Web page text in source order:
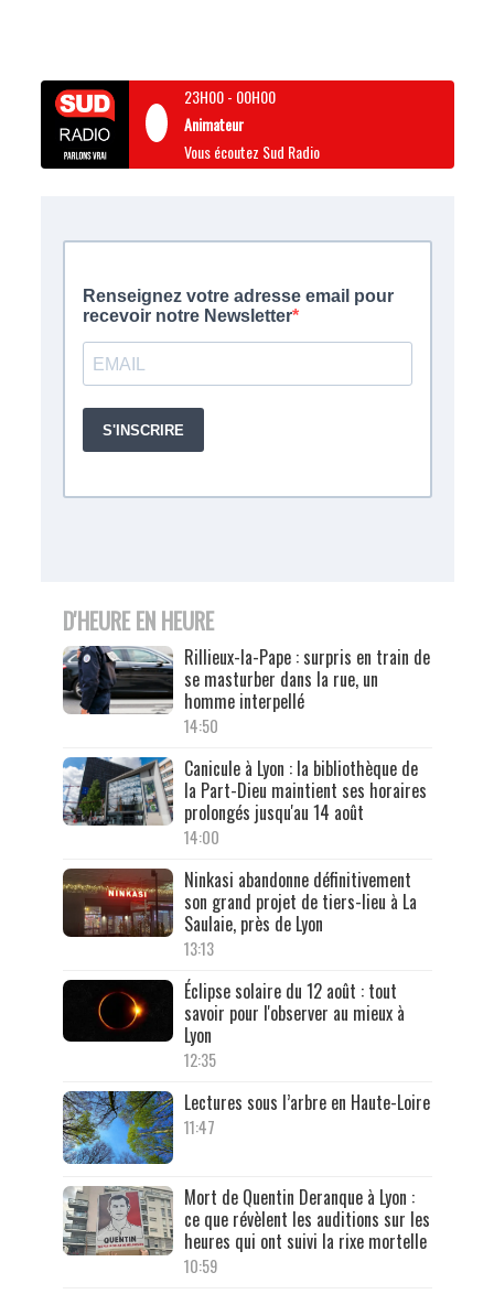
23H00- 00H00
Animateur
Vous écoutez Sud Radio
D'HEURE EN HEURE
Rillieux-la-Pape : surpris en train de
se masturber dans la rue, un
homme interpellé
14:50
Canicule à Lyon : la bibliothèque de
la Part-Dieu maintient ses horaires
prolongés jusqu'au 14 août
14:00
Ninkasi abandonne définitivement
son grand projet de tiers-lieu à La
Saulaie, près de Lyon
13:13
Éclipse solaire du 12 août : tout
savoir pour l'observer au mieux à
Lyon
12:35
Lectures sous l’arbre en Haute-Loire
11:47
Mort de Quentin Deranque à Lyon :
ce que révèlent les auditions sur les
heures qui ont suivi la rixe mortelle
10:59